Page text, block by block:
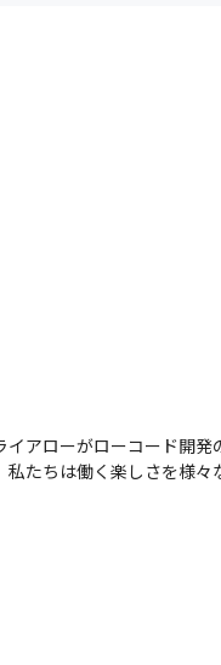
アローがローコード開
たちは働く楽しさを様